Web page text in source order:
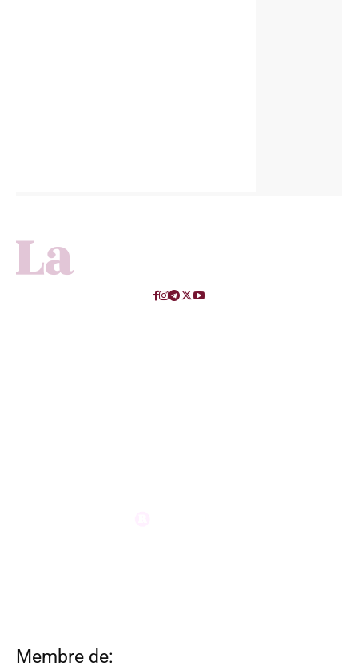
Membre de: